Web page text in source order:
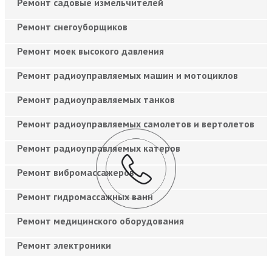
Ремонт снегоуборщиков
Ремонт моек высокого давления
Ремонт радиоуправляемых машин и мотоциклов
Ремонт радиоуправляемых танков
Ремонт радиоуправляемых самолетов и вертолетов
Ремонт радиоуправляемых катеров
Ремонт вибромассажеров
Ремонт гидромассажных ванн
Ремонт медицинского оборудования
Ремонт электроники